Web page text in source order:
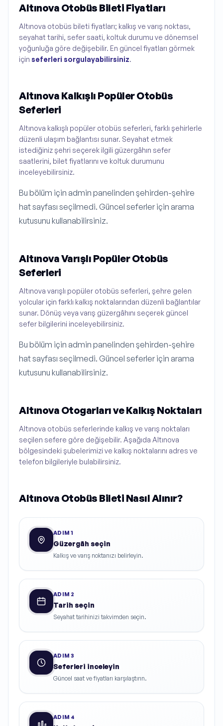
Altınova Otobüs Bileti Fiyatları
Altınova otobüs bileti fiyatları; kalkış ve varış noktası,
seyahat tarihi, sefer saati, koltuk durumu ve dönemsel
yoğunluğa göre değişebilir. En güncel fiyatları görmek
için seferleri sorgulayabilirsiniz.
Altınova Kalkışlı Popüler Otobüs
Seferleri
Altınova kalkışlı popüler otobüs seferleri, farklı şehirlerle
düzenli ulaşım bağlantısı sunar. Seyahat etmek
istediğiniz şehri seçerek ilgili güzergâhın sefer
saatlerini, bilet fiyatlarını ve koltuk durumunu
inceleyebilirsiniz.
Bu bölüm için admin panelinden şehirden-şehire
hat sayfası seçilmedi. Güncel seferler için arama
kutusunu kullanabilirsiniz.
Altınova Varışlı Popüler Otobüs
Seferleri
Altınova varışlı popüler otobüs seferleri, şehre gelen
yolcular için farklı kalkış noktalarından düzenli bağlantılar
sunar. Dönüş veya varış güzergâhını seçerek güncel
sefer bilgilerini inceleyebilirsiniz.
Bu bölüm için admin panelinden şehirden-şehire
hat sayfası seçilmedi. Güncel seferler için arama
kutusunu kullanabilirsiniz.
Altınova Otogarları ve Kalkış Noktaları
Altınova otobüs seferlerinde kalkış ve varış noktaları
seçilen sefere göre değişebilir. Aşağıda Altınova
bölgesindeki şubelerimizi ve kalkış noktalarını adres ve
telefon bilgileriyle bulabilirsiniz.
Altınova Otobüs Bileti Nasıl Alınır?
ADIM1
Güzergâh seçin
Kalkış ve varış noktanızı belirleyin.
ADIM 2
Tarih seçin
Seyahat tarihinizi takvimden seçin.
ADIM3
Seferleri inceleyin
Güncel saat ve fiyatları karşılaştırın.
ADIM 4